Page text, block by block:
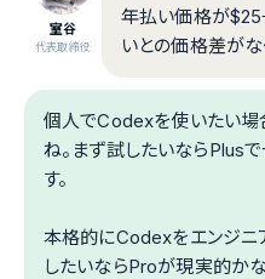
室谷
代表取締役
年払い価格が
いとの価格差がな
個人でCodexを使いたい
ね。まず試したいならPlus
す。
本格的にCodexをエンジニ
したいならProが現実的か